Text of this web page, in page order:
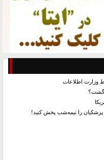
را نیمه‌شب پخش کنید!